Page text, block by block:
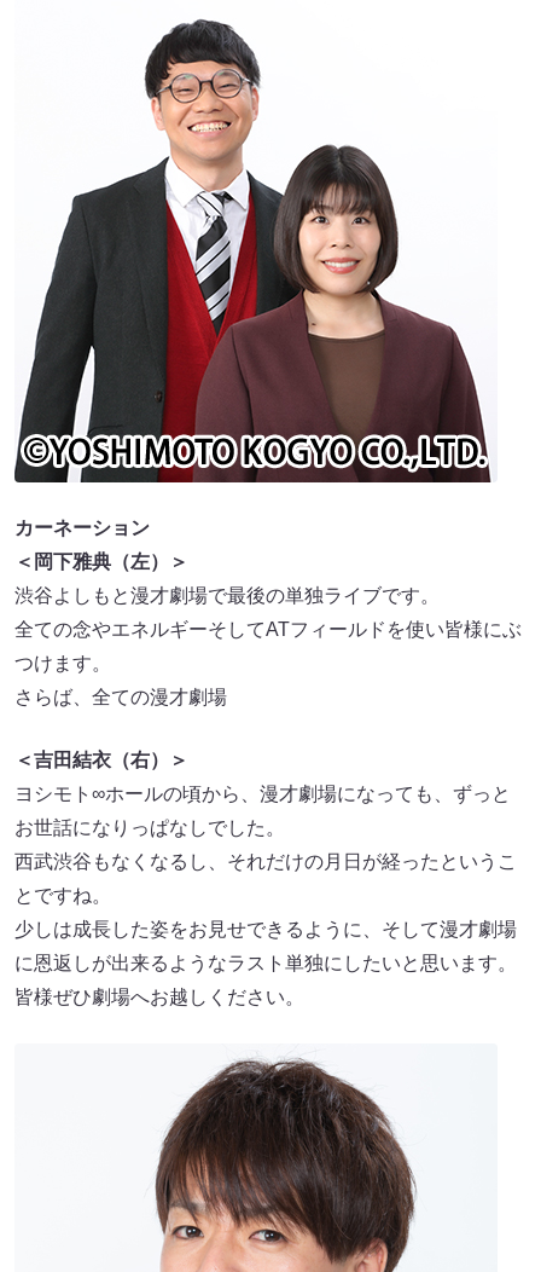
カーネーション
＜岡下雅典（左）＞
渋谷よしもと漫才劇場で最後の単独ライブです。
全ての念やエネルギーそしてATフィールドを使い皆様にぶ
つけます。
さらば、全ての漫才劇場
＜吉田結衣（右）＞
ヨシモト∞ホールの頃から、漫才劇場になっても、ずっと
お世話になりっぱなしでした。
西武渋谷もなくなるし、それだけの月日が経ったというこ
とですね。
少しは成長した姿をお見せできるように、そして漫才劇場
に恩返しが出来るようなラスト単独にしたいと思います。
皆様ぜひ劇場へお越しください。